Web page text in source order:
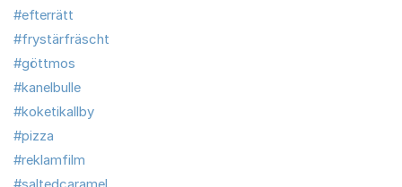
#efterrätt
#frystärfräscht
#göttmos
#kanelbulle
#koketikallby
#pizza
#reklamfilm